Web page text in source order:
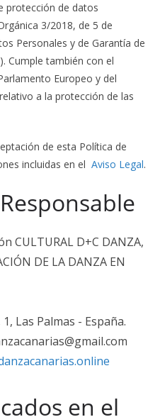
protección de datos
3/2018, de 5 de
Personales y de Garantía de
Cumple también con el
Europeo y del
a la protección de las
de esta Política de
incluidas en el Aviso Legal.
CULTURAL D+C DANZA,
DE LA DANZA EN
Las Palmas - España.
en el